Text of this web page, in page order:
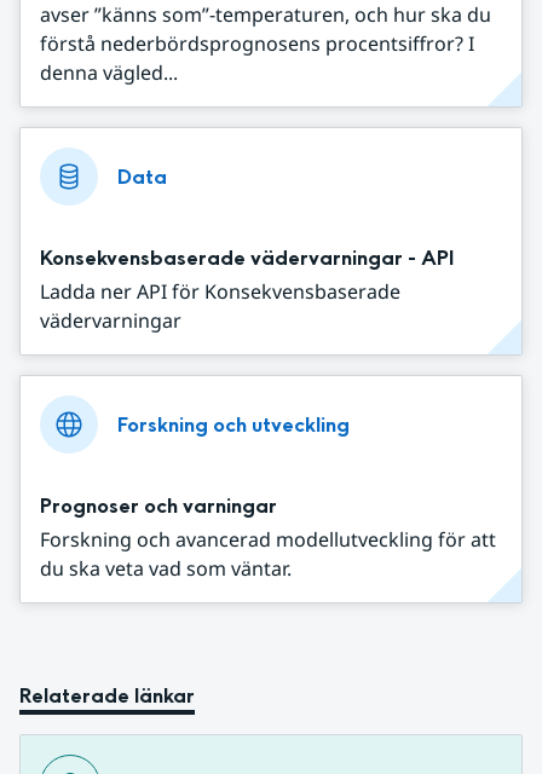
avser ”känns som”-temperaturen, och hur ska du
förstå nederbördsprognosens procentsiffror? I
denna vägled...
Data
Konsekvensbaserade vädervarningar - API
Ladda ner API för Konsekvensbaserade
vädervarningar
Forskning och utveckling
Prognoser och varningar
Forskning och avancerad modellutveckling för att
du ska veta vad som väntar.
Relaterade länkar